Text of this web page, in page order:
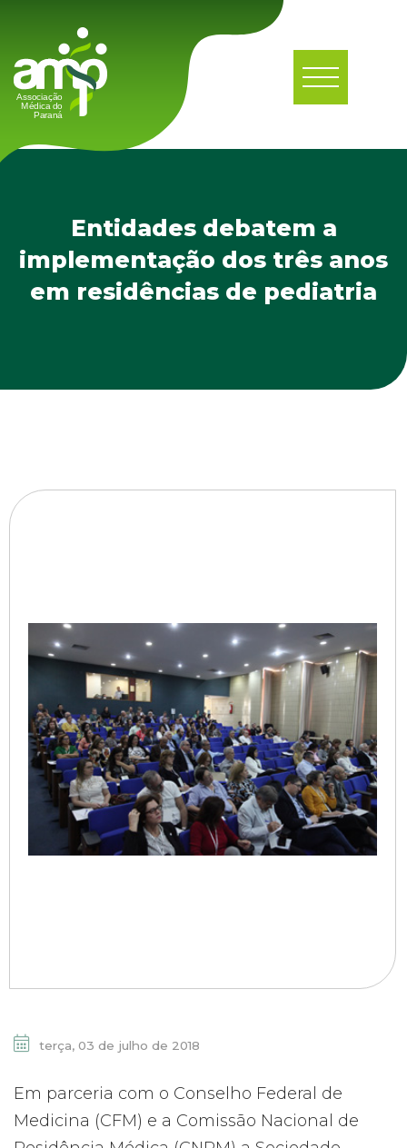
Entidades debatem a
implementação dos três anos
em residências de pediatria
terça, 03 de julho de 2018
Em parceria com o Conselho Federal de
Medicina (CFM) e a Comissão Nacional de